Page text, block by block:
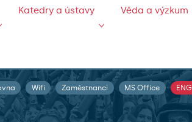
Katedry a ústavy Věda a výzkum
Wifi Zaměstnanci MS Office ENG